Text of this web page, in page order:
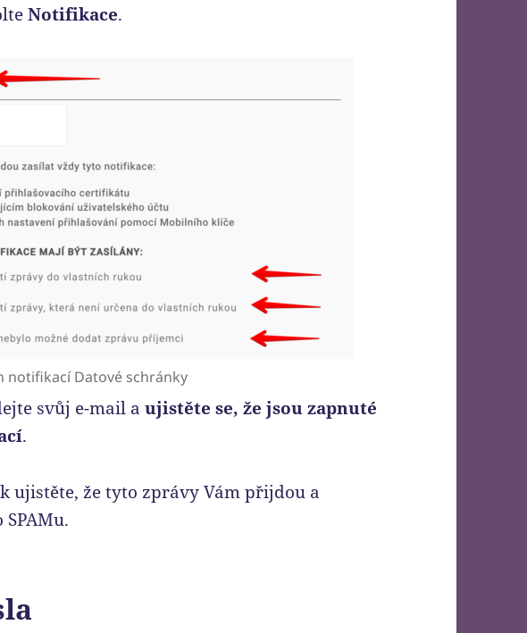
Notifikace.
notifikací Datové schránky
svůj e-mail aujistěte se, že jsou zapnuté
.
ujistěte, že tyto zprávy Vám přijdou a